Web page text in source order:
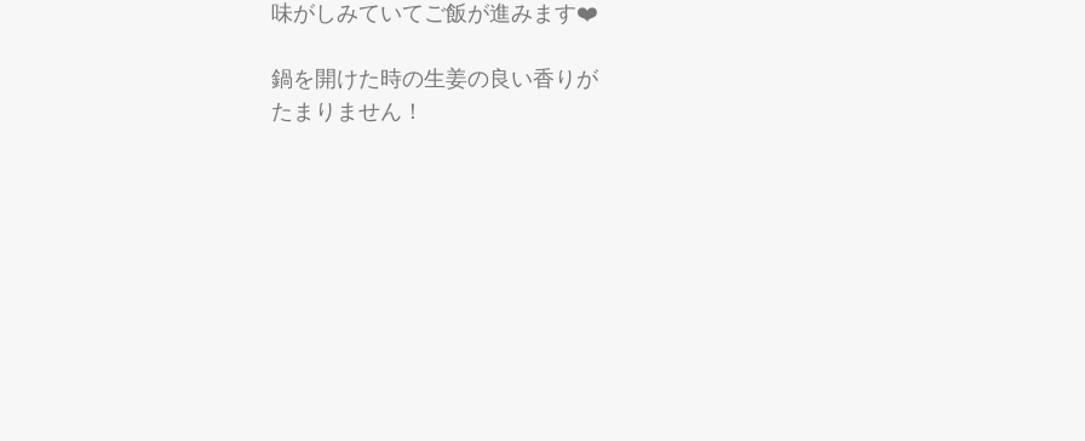
味がしみていてご飯が進みます❤️
鍋を開けた時の生姜の良い香りが
たまりません！